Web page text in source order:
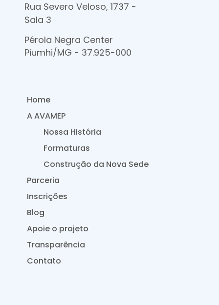
Rua Severo Veloso, 1737 -
Sala 3
Pérola Negra Center
Piumhi/MG - 37.925-000
Home
A AVAMEP
Nossa História
Formaturas
Construção da Nova Sede
Parceria
Inscrições
Blog
Apoie o projeto
Transparência
Contato